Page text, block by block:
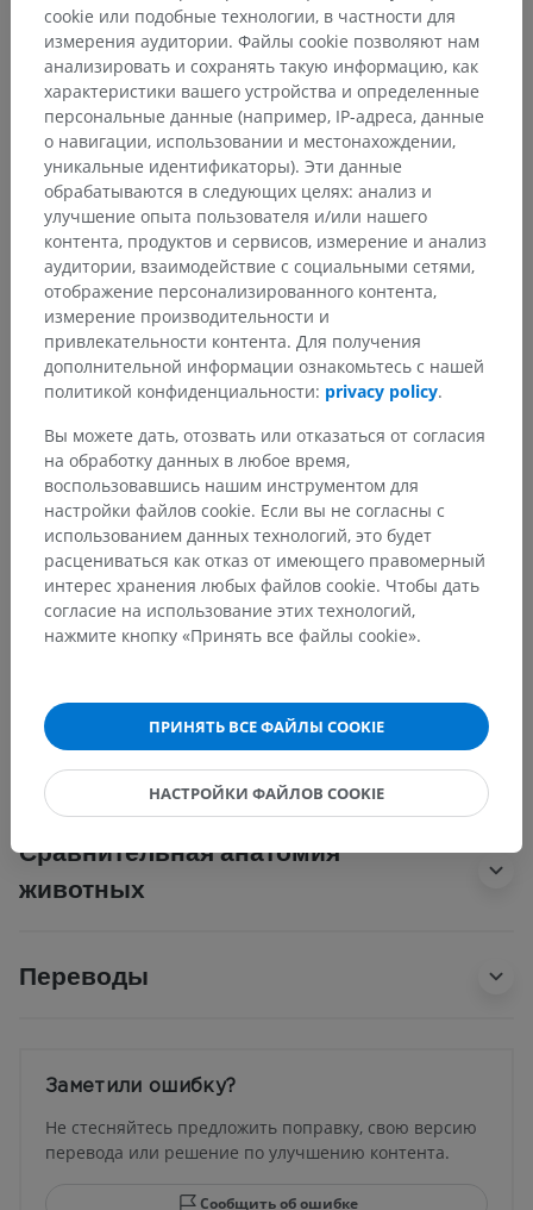
Анатомическая иерархия
Анатомия человека 2
Человеческое тело> Systemata integrantia>
Нервная система>
Мозг> Конечный мозг>
Substantia alba telencephali>
Комиссуральные волокна конечного мозга
Спайка гиппокампа
Основные структуры:Нет анатомических терминов,
относящихся к этой части тела
Нейроанатомия человека
Сравнительная анатомия
животных
Переводы
Заметили ошибку?
Не стесняйтесь предложить поправку, свою версию
перевода или решение по улучшению контента.
Сообщить об ошибке
cookie или подобные технологии, в частности для
измерения аудитории. Файлы cookie позволяют нам
анализировать и сохранять такую информацию, как
характеристики вашего устройства и определенные
персональные данные (например, IP-адреса, данные
о навигации, использовании и местонахождении,
уникальные идентификаторы). Эти данные
обрабатываются в следующих целях: анализ и
улучшение опыта пользователя и/или нашего
контента, продуктов и сервисов, измерение и анализ
аудитории, взаимодействие с социальными сетями,
отображение персонализированного контента,
измерение производительности и
привлекательности контента. Для получения
дополнительной информации ознакомьтесь с нашей
политикой конфиденциальности: privacy policy.
Вы можете дать, отозвать или отказаться от согласия
на обработку данных в любое время,
воспользовавшись нашим инструментом для
настройки файлов cookie. Если вы не согласны с
использованием данных технологий, это будет
расцениваться как отказ от имеющего правомерный
интерес хранения любых файлов cookie. Чтобы дать
согласие на использование этих технологий,
нажмите кнопку «Принять все файлы cookie».
ПРИНЯТЬ ВСЕ ФАЙЛЫ COOKIE
НАСТРОЙКИ ФАЙЛОВ COOKIE